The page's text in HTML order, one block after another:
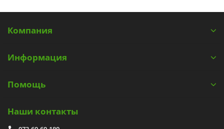
Компания
Информация
Помощь
Наши контакты